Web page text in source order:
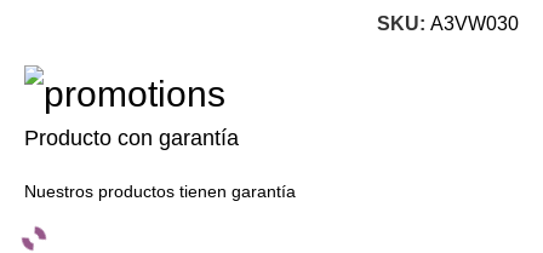
SKU: A3VW030
Producto con garantía
Nuestros productos tienen garantía